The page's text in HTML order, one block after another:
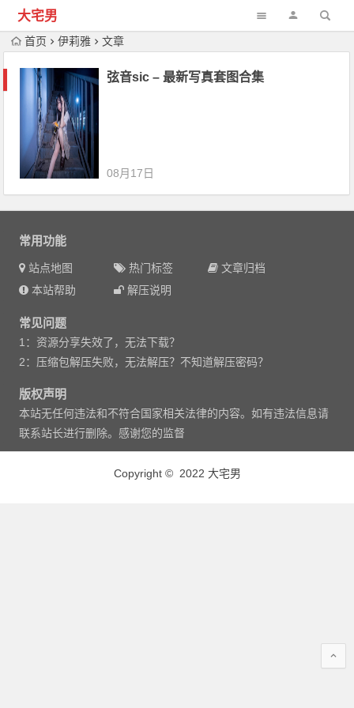
大宅男
首页 伊莉雅 文章
弦音sic – 最新写真套图合集
08月17日
常用功能
站点地图 热门标签
文章归档
本站帮助
解压说明
常见问题
1：资源分享失效了，无法下载？
2：压缩包解压失败，无法解压？不知道解压密码？
版权声明
本站无任何违法和不符合国家相关法律的内容。如有违法信息请
联系站长进行删除。感谢您的监督
Copyright © 2022 大宅男